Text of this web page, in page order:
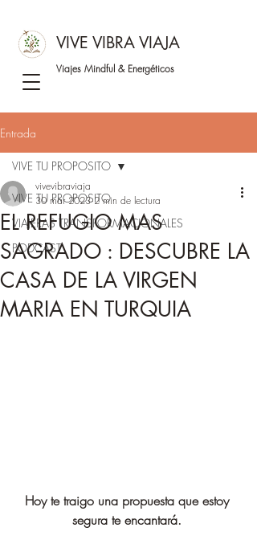
VIVE VIBRA VIAJA
Viajes Mindful & Energéticos
Entrada
VIVE TU PROPOSITO
VIAJERAS TRANSFORMACIONALES
PODCAST
VIVE TU PROPOSITO
EL REFUGIO MAS
SAGRADO : DESCUBRE LA
CASA DE LA VIRGEN
MARIA EN TURQUIA
vivevibraviaja
30 mar 2023 2 min de lectura
Hoy te traigo una propuesta que estoy
segura te encantará.